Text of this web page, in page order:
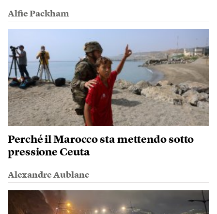
Alfie Packham
Perché il Marocco sta mettendo sotto
pressione Ceuta
Alexandre Aublanc